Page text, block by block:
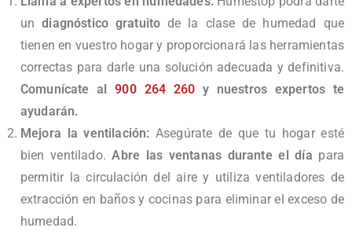
undiagnóstico gratuito de la clase de humedad que
tienen en vuestro hogar y proporcionará las herramientas
correctas para darle una solución adecuada y definitiva.
Comunícate al900 264 260 y nuestros expertos te
ayudarán.
Mejora la ventilación: Asegúrate de que tu hogar esté
bien ventilado.Abre las ventanas durante el día para
permitir la circulación del aire y utiliza ventiladores de
extracción en baños y cocinas para eliminar el exceso de
humedad.